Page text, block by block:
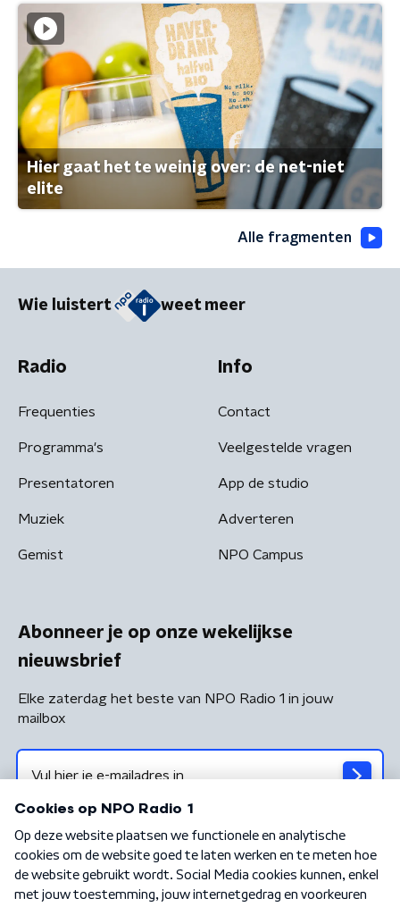
Hier gaat het te weinig over: de net-niet
elite
Alle fragmenten
Wie luistert weet meer
Radio
Frequenties
Programma's
Presentatoren
Muziek
Gemist
Info
Contact
Veelgestelde vragen
App de studio
Adverteren
NPO Campus
Abonneer je op onze wekelijkse
nieuwsbrief
Elke zaterdag het beste van NPO Radio 1 in jouw
mailbox
Algemene voorwaarden Privacybeleid